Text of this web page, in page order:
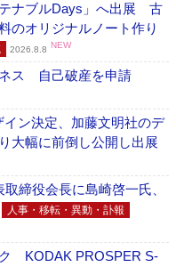
ナブルDays」へ出展 古
のオリジナルノート作り
2026.8.8 NEW
ス 自己破産を申請
ン決定、加藤文明社のデ
大幅に前倒し公開し出展
締役会長に島崎啓一氏、
人事・移転・異動・訃報
ク KODAK PROSPER S-